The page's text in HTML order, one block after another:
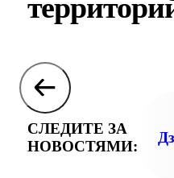
СЛЕДИТЕ ЗА
НОВОСТЯМИ: